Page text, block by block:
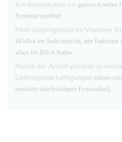
Am liebsten esse ich getrocknetes
Entenbrustfilet
Mein Lieblingsplatz im Vredener
Wolke im Sekretariat, am liebsten
alles im Blick habe.
Neben der Arbeit gehören zu
Lieblingsbeschäftigungen toben
meinen vierbeinigen Freunden).